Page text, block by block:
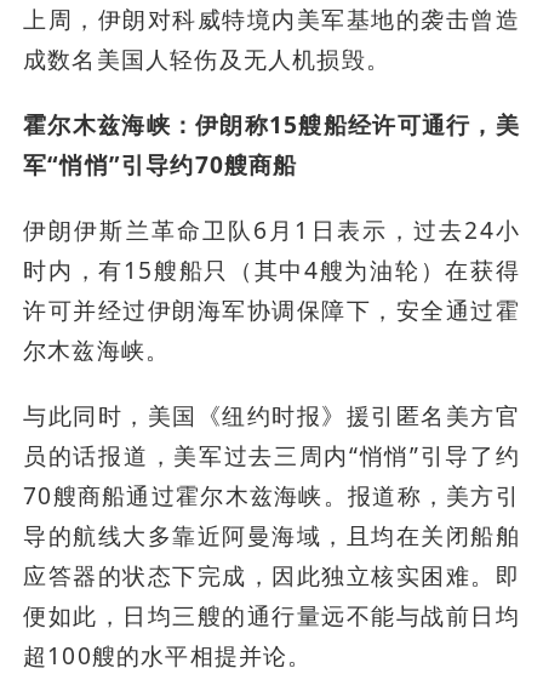
上周，伊朗对科威特境内美军基地的袭击曾造
成数名美国人轻伤及无人机损毁。
霍尔木兹海峡：伊朗称15艘船经许可通行，美
军“悄悄”引导约70艘商船
伊朗伊斯兰革命卫队6月1日表示，过去24小
时内，有15艘船只（其中4艘为油轮）在获得
许可并经过伊朗海军协调保障下，安全通过霍
尔木兹海峡。
与此同时，美国《纽约时报》援引匿名美方官
员的话报道，美军过去三周内“悄悄”引导了约
70艘商船通过霍尔木兹海峡。报道称，美方引
导的航线大多靠近阿曼海域，且均在关闭船舶
应答器的状态下完成，因此独立核实困难。即
便如此，日均三艘的通行量远不能与战前日均
超100艘的水平相提并论。